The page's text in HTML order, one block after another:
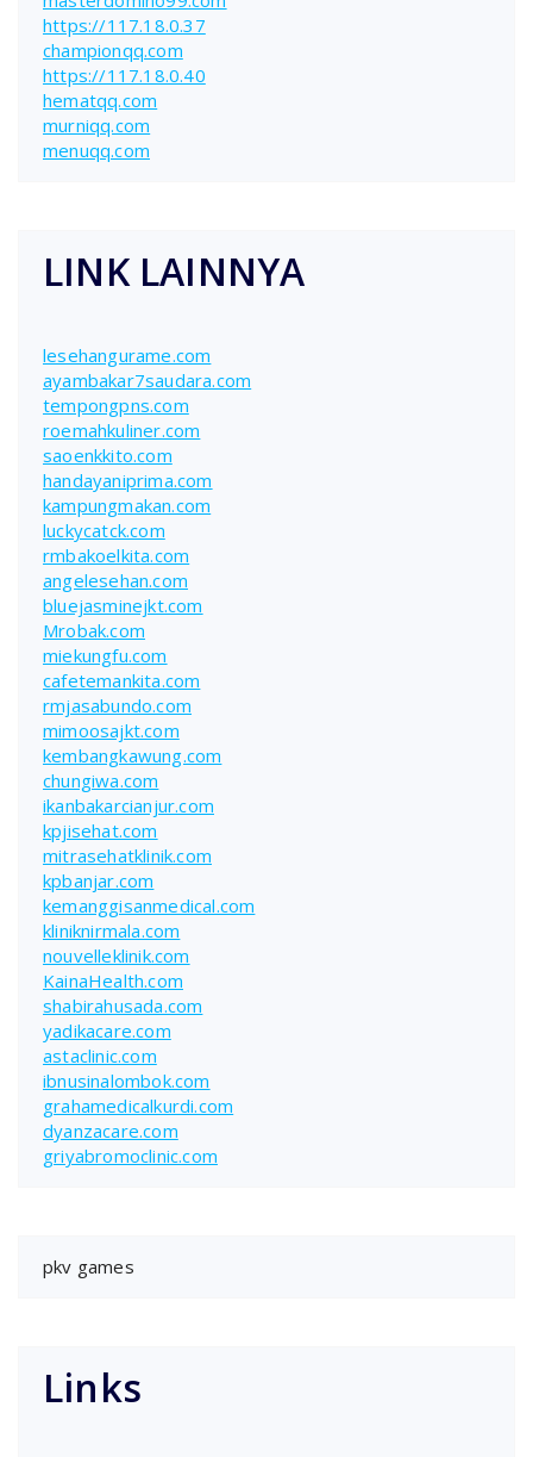
https://117.18.0.37
championqq.com
https://117.18.0.40
hematqq.com
murniqq.com
menuqq.com
LINK LAINNYA
lesehangurame.com
ayambakar7saudara.com
tempongpns.com
roemahkuliner.com
saoenkkito.com
handayaniprima.com
kampungmakan.com
luckycatck.com
rmbakoelkita.com
angelesehan.com
bluejasminejkt.com
Mrobak.com
miekungfu.com
cafetemankita.com
rmjasabundo.com
mimoosajkt.com
kembangkawung.com
chungiwa.com
ikanbakarcianjur.com
kpjisehat.com
mitrasehatklinik.com
kpbanjar.com
kemanggisanmedical.com
kliniknirmala.com
nouvelleklinik.com
KainaHealth.com
shabirahusada.com
yadikacare.com
astaclinic.com
ibnusinalombok.com
grahamedicalkurdi.com
dyanzacare.com
griyabromoclinic.com
pkv games
Links